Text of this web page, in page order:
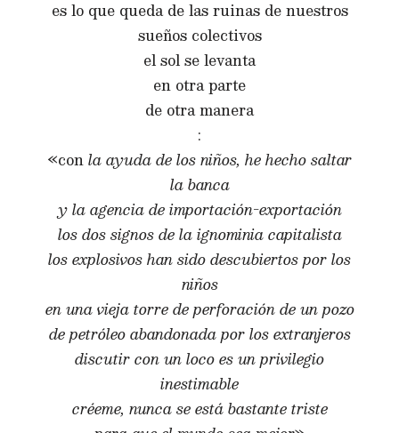
es lo que queda de las ruinas de nuestros
sueños colectivos
el sol se levanta
en otra parte
de otra manera
:
«conla ayuda de los niños, he hecho saltar
la banca
y la agencia de importación-exportación
los dos signos de la ignominia capitalista
los explosivos han sido descubiertos por los
niños
en una vieja torre de perforación de un pozo
de petróleo abandonada por los extranjeros
discutir con un loco es un privilegio
inestimable
créeme, nunca se está bastante triste